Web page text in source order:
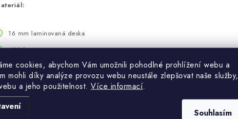
cookies, abychom Vám umožnili pohodlné prohlížení webu a
mohli díky analýze provozu webu neustále zlepšovat naše služby,
a jeho použitelnost. Více informací.
Souhlasím
16 mm laminovaná deska
ABS hrany
HDF deska